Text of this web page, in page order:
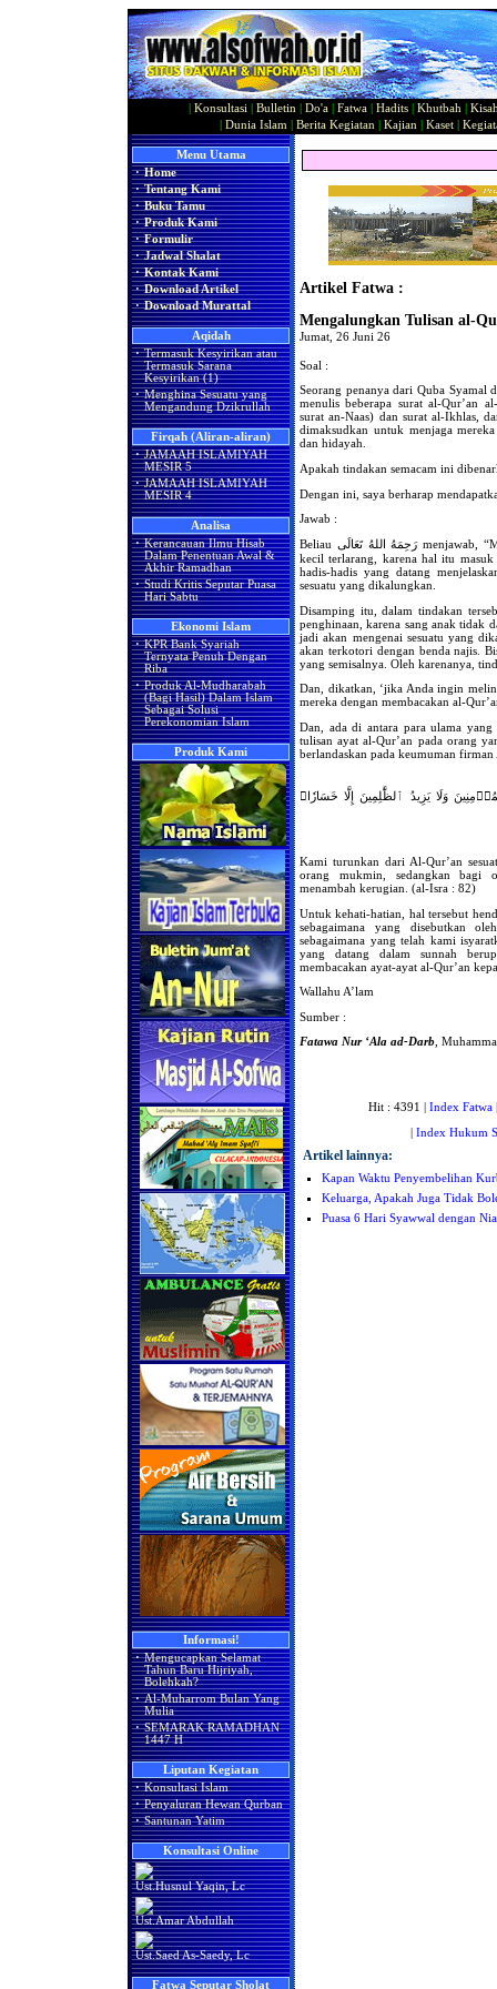
Konsultasi Bulletin Do'a Fatwa Hadits Khutbah
Dunia Islam Berita Kegiatan Kajian Kaset|
Menu Utama
· Home
· Tentang Kami
· Buku Tamu
· Produk Kami
· Formulir
· Jadwal Shalat
· Kontak Kami
· Download Artikel
· Download Murattal
Aqidah
· Termasuk Kesyirikan atau
Termasuk Sarana
Kesyirikan (1)
· Menghina Sesuatu yang
Mengandung Dzikrullah
Firqah (Aliran-aliran)
· JAMAAH ISLAMIYAH
MESIR 5
· JAMAAH ISLAMIYAH
MESIR 4
Analisa
· Kerancauan Ilmu Hisab
Dalam Penentuan Awal &
Akhir Ramadhan
· Studi Kritis Seputar Puasa
Hari Sabtu
Ekonomi Islam
· KPR Bank Syariah
Ternyata Penuh Dengan
Riba
· Produk Al-Mudharabah
(Bagi Hasil) Dalam Islam
Sebagai Solusi
Perekonomian Islam
Produk Kami
Informasi!
· Mengucapkan Selamat
Tahun Baru Hijriyah,
Bolehkah?
· Al-Muharrom Bulan Yang
Mulia
· SEMARAK RAMADHAN
1447 H
Liputan Kegiatan
· Konsultasi Islam
· Penyaluran Hewan Qurban
· Santunan Yatim
Konsultasi Online
Ust.Husnul Yaqin, Lc
Ust.Amar Abdullah
Ust.Saed As-Saedy, Lc
Fatwa Seputar Sholat
Artikel Fatwa :
Mengalungkan Tulisan al-
Jumat, 26 Juni 26
Soal :
Seorang penanya dari Quba Syamal
menulis beberapa surat al-Qur’an
surat an-Naas) dan surat al-Ikhlas,
dimaksudkan untuk menjaga
dan hidayah.
Apakah tindakan semacam ini
Dengan ini, saya berharap
Jawab :
Beliau رَحِمَهُ اللهُ تَعَالَى menjawab, “Mengalungkan ayat-ayat al-Qur’an pada dada anak
kecil terlarang, karena hal itu
hadis-hadis yang datang
sesuatu yang dikalungkan.
Disamping itu, dalam tindakan
penghinaan, karena sang anak tidak
jadi akan mengenai sesuatu yang
akan terkotori dengan benda najis.
yang semisalnya. Oleh karenanya,
Dan, dikatkan, ‘jika Anda ingin
mereka dengan membacakan al-
Dan, ada di antara para ulama
tulisan ayat al-Qur’an pada orang
وَلَا يَزِيدُ ٱلظَّٰلِمِينَ إِلَّا خَسَارٗا﴾
Kami turunkan dari Al-Qur’an
orang mukmin, sedangkan bagi
menambah kerugian. (al-Isra : 82)
Untuk kehati-hatian, hal tersebut
sebagaimana yang disebutkan
sebagaimana yang telah kami
yang datang dalam sunnah
membacakan ayat-ayat al-Qur’an
Wallahu A’lam
Sumber :
Fatawa Nur ‘Ala ad-Darb,
Hit : 4391 | Index Fatwa
| Index Hukum
Artikel lainnya:
Kapan Waktu Penyembelihan
Keluarga, Apakah Juga Tidak
Puasa 6 Hari Syawwal dengan